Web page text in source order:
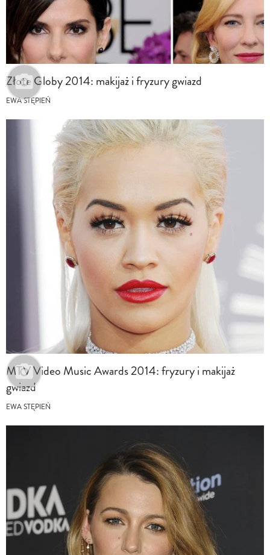
Złote Globy 2014: makijaż i fryzury gwiazd
EWA STĘPIEŃ
MTV Video Music Awards 2014: fryzury i makijaż
gwiazd
EWA STĘPIEŃ